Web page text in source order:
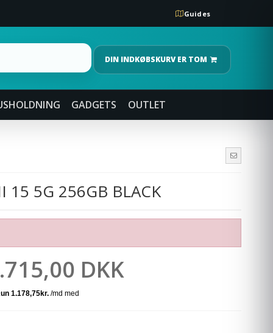
Guides
DIN INDKØBSKURV ER TOM
GADGETS OUTLET
15 5G 256GB BLACK
DKK